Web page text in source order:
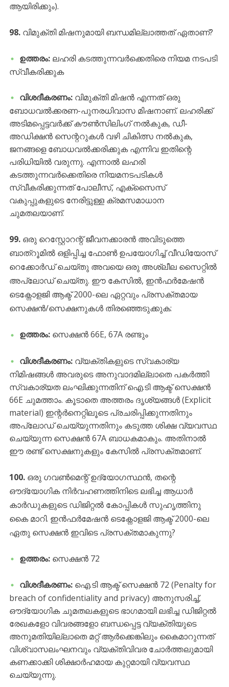
ആയിരിക്കും).
98.വിമുക്തി മിഷനുമായി ബന്ധമില്ലാത്തത് ഏതാണ്?
ഉത്തരം:ലഹരി കടത്തുന്നവർക്കെതിരെ നിയമ നടപടി
സ്വീകരിക്കുക
വിശദീകരണം:വിമുക്തി മിഷൻ എന്നത് ഒരു
ബോധവൽക്കരണ-പുനരധിവാസ മിഷനാണ്. ലഹരിക്ക്
അടിമപ്പെട്ടവർക്ക് കൗൺസിലിംഗ് നൽകുക, ഡീ-
അഡിക്ഷൻ സെന്ററുകൾ വഴി ചികിത്സ നൽകുക,
ജനങ്ങളെ ബോധവൽക്കരിക്കുക എന്നിവ ഇതിന്റെ
പരിധിയിൽ വരുന്നു. എന്നാൽ ലഹരി
കടത്തുന്നവർക്കെതിരെ നിയമനടപടികൾ
സ്വീകരിക്കുന്നത് പോലീസ്, എക്സൈസ്
വകുപ്പുകളുടെ നേരിട്ടുള്ള ക്രമസമാധാന
ചുമതലയാണ്.
99.ഒരു റെസ്റ്റോറന്റ് ജീവനക്കാരൻ അവിടുത്തെ
ബാത്റൂമിൽ ഒളിപ്പിച്ച ഫോൺ ഉപയോഗിച്ച് വീഡിയോസ്
റെക്കോർഡ് ചെയ്തു അവയെ ഒരു അശ്ലീല സൈറ്റിൽ
അപ്ലോഡ് ചെയ്തു. ഈ കേസിൽ, ഇൻഫർമേഷൻ
ടെക്നോളജി ആക്ട് 2000-ലെ ഏറ്റവും പ്രസക്തമായ
സെക്ഷൻ/സെക്ഷനുകൾ തിരഞ്ഞെടുക്കുക:
ഉത്തരം:സെക്ഷൻ 66E, 67A രണ്ടും
വിശദീകരണം:വ്യക്തികളുടെ സ്വകാര്യ
നിമിഷങ്ങൾ അവരുടെ അനുവാദമില്ലാതെ പകർത്തി
സ്വകാര്യത ലംഘിക്കുന്നതിന് ഐ.ടി ആക്ട് സെക്ഷൻ
66E ചുമത്താം. കൂടാതെ അത്തരം ദൃശ്യങ്ങൾ (Explicit
material) ഇന്റർനെറ്റിലൂടെ പ്രചരിപ്പിക്കുന്നതിനും
അപ്‌ലോഡ് ചെയ്യുന്നതിനും കടുത്ത ശിക്ഷ വ്യവസ്ഥ
ചെയ്യുന്ന സെക്ഷൻ 67A ബാധകമാകും. അതിനാൽ
ഈ രണ്ട് സെക്ഷനുകളും കേസിൽ പ്രസക്തമാണ്.
100.ഒരു ഗവൺമെന്റ് ഉദ്യോഗസ്ഥൻ, തന്റെ
ഔദ്യോഗിക നിർവഹണത്തിനിടെ ലഭിച്ച ആധാർ
കാർഡുകളുടെ ഡിജിറ്റൽ കോപ്പികൾ സുഹൃത്തിനു
കൈ മാറി. ഇൻഫർമേഷൻ ടെക്നോളജി ആക്ട് 2000-ലെ
ഏതു സെക്ഷൻ ഇവിടെ പ്രസക്തമാകുന്നു?
ഉത്തരം:സെക്ഷൻ 72
വിശദീകരണം:ഐ.ടി ആക്ട് സെക്ഷൻ 72 (Penalty for
breach of confidentiality and privacy) അനുസരിച്ച്,
ഔദ്യോഗിക ചുമതലകളുടെ ഭാഗമായി ലഭിച്ച ഡിജിറ്റൽ
രേഖകളോ വിവരങ്ങളോ ബന്ധപ്പെട്ട വ്യക്തിയുടെ
അനുമതിയില്ലാതെ മറ്റ് ആർക്കെങ്കിലും കൈമാറുന്നത്
വിശ്വാസലംഘനവും വ്യക്തിവിവര ചോർത്തലുമായി
കണക്കാക്കി ശിക്ഷാർഹമായ കുറ്റമായി വ്യവസ്ഥ
ചെയ്യുന്നു.